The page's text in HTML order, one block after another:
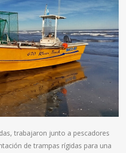
trabajaron junto a pescadores
de trampas rígidas para una